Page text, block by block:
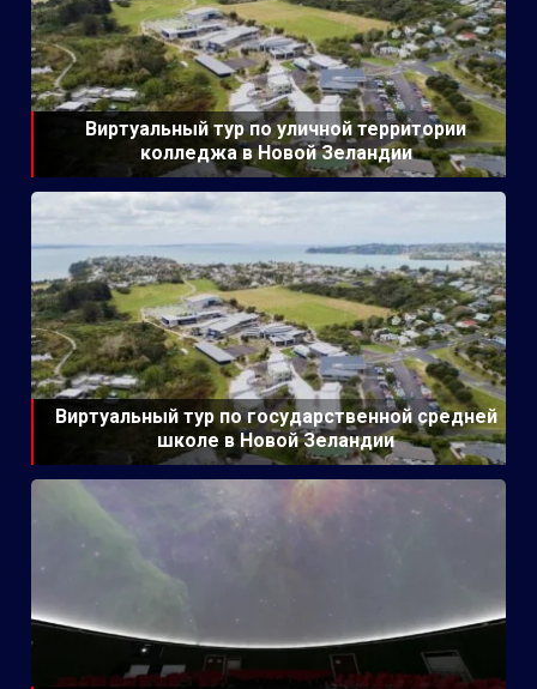
Виртуальный тур по уличной территории
колледжа в Новой Зеландии
Виртуальный тур по государственной средней
школе в Новой Зеландии